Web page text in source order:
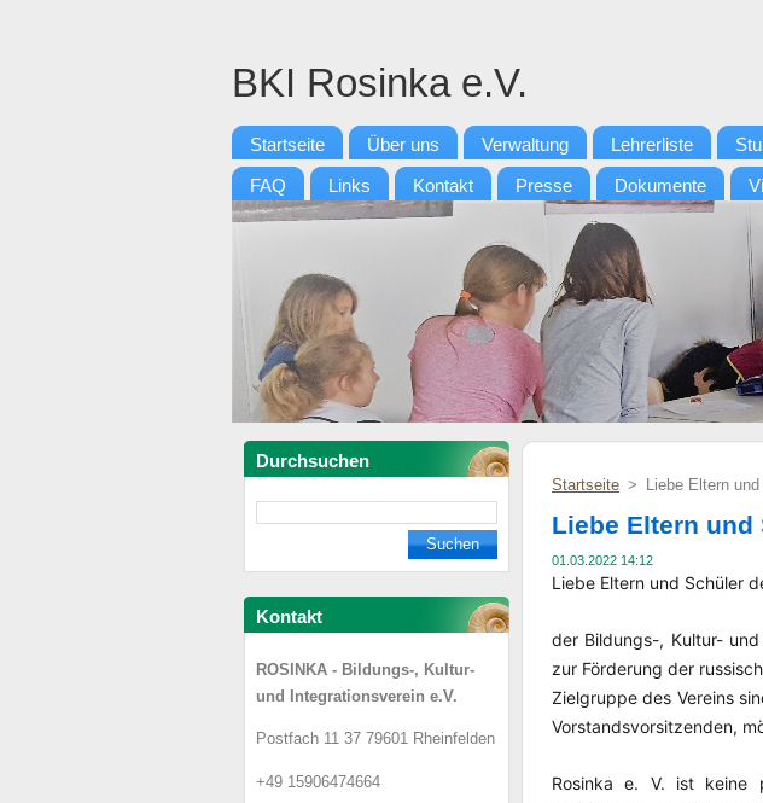
BKI Rosinka e.V.
Startseite Über uns Verwaltung Lehrerliste
FAQ Links Kontakt Presse Dokumente
Durchsuchen
Kontakt
ROSINKA - Bildungs-, Kultur-
und Integrationsverein e.V.
Postfach 11 37 79601 Rheinfelden
+49 15906474664
Startseite > Liebe Eltern
Liebe Eltern und
01.03.2022 14:12
Liebe Eltern und Schüler
der Bildungs-, Kultur-
zur Förderung der
Zielgruppe des Vereins
Vorstandsvorsitzenden,
Rosinka e. V. ist keine